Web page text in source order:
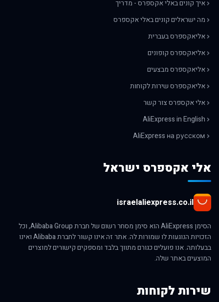
איך קונים באלי אקספרס - מדריך
מה ישראלים קונים באלי אקספרס
אליאקספרס בעברית
אליאקספרס קופונים
אליאקספרס מבצעים
אליאקספרס שירות לקוחות
אלי אקספרס צור קשר
AliExpress in English
AliExpress на русском
אלי אקספרס ישראל
israelaliexpress.co.il
הסימן AliExpress הוא סימן מסחר רשום של חברת Alibaba Group, וכל
הזכויות הנוגעות לו שמורות לה. אתר זה אינו קשור לחברת Alibaba ואינו
בבעלותה. אנו פועלים כגורם מתווך בלבד ומספקים קישורים למוצרים
המוצעים באתר שלה.
שירות לקוחות